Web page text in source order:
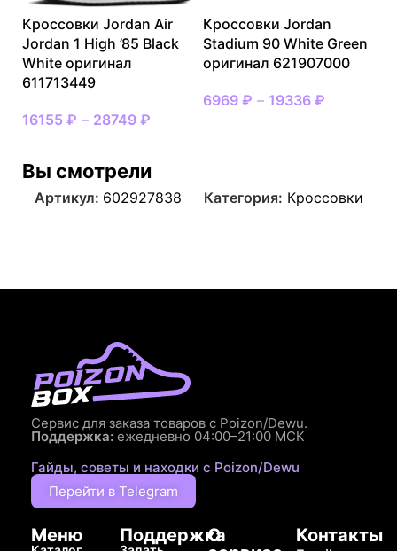
Кроссовки Jordan Air
Jordan 1 High ’85 Black
White оригинал
611713449
16155 ₽ – 28749 ₽
Кроссовки Jordan
Stadium 90 White Green
оригинал 621907000
6969 ₽ – 19336 ₽
Вы смотрели
Артикул: 602927838 Категория: Кроссовки
Сервис для заказа товаров с Poizon/Dewu.
Поддержка: ежедневно 04:00–21:00 МСК
Гайды, советы и находки с Poizon/Dewu
Перейти в Telegram
Меню Поддержка
О
Контакты